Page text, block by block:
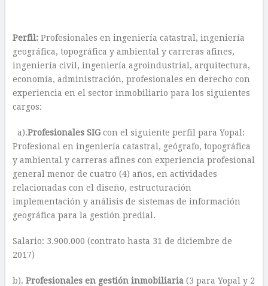
Perfil: Profesionales en ingeniería catastral, ingeniería
geográfica, topográfica y ambiental y carreras afines,
ingeniería civil, ingeniería agroindustrial, arquitectura,
economía, administración, profesionales en derecho con
experiencia en el sector inmobiliario para los siguientes
cargos:
a).Profesionales SIGcon el siguiente perfil para Yopal:
Profesional en ingeniería catastral, geógrafo, topográfica
y ambiental y carreras afines con experiencia profesional
general menor de cuatro (4) años, en actividades
relacionadas con el diseño, estructuración
implementación y análisis de sistemas de información
geográfica para la gestión predial.
Salario: 3.900.000 (contrato hasta 31 de diciembre de
2017)
b). Profesionales en gestión inmobiliaria(3 para Yopal y 2